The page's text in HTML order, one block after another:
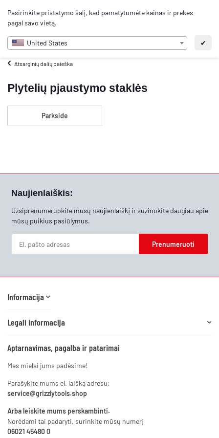
Pasirinkite pristatymo šalį, kad pamatytumėte kainas ir prekes
pagal savo vietą.
United States ✔
LT
Atsarginių dalių paieška
Plytelių pjaustymo staklės
Parkside
Naujienlaiškis:
Užsiprenumeruokite mūsų naujienlaiškį ir sužinokite daugiau apie
mūsų puikius pasiūlymus.
Prenumeruoti
Informacija
Legali informacija
Aptarnavimas, pagalba ir patarimai
Mes mielai jums padėsime!
Parašykite mums el. laišką adresu:
service@grizzlytools.shop
Arba leiskite mums perskambinti.
Norėdami tai padaryti, surinkite mūsų numerį
06021 45480 0